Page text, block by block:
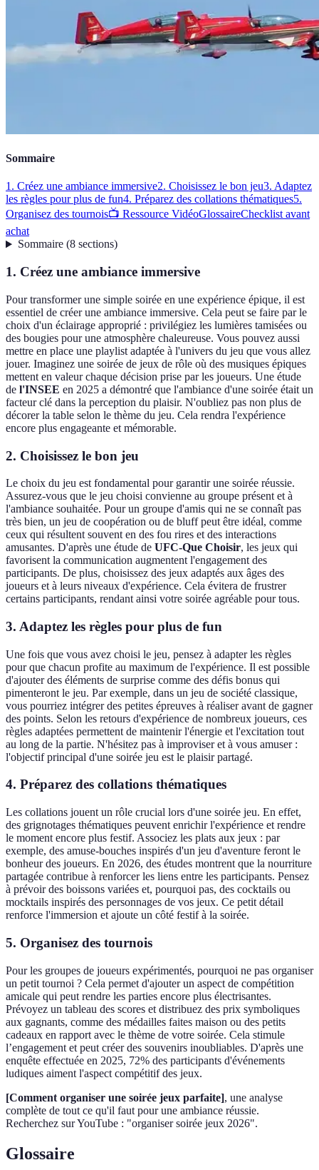
Sommaire
1. Créez une ambiance immersive2. Choisissez le bon jeu3. Adaptez
les règles pour plus de fun4. Préparez des collations thématiques5.
Organisez des tournois📺 Ressource VidéoGlossaireChecklist avant
achat
Sommaire(8 sections)
1. Créez une ambiance immersive
Pour transformer une simple soirée en une expérience épique, il est
essentiel de créer une ambiance immersive. Cela peut se faire par le
choix d'un éclairage approprié : privilégiez les lumières tamisées ou
des bougies pour une atmosphère chaleureuse. Vous pouvez aussi
mettre en place une playlist adaptée à l'univers du jeu que vous allez
jouer. Imaginez une soirée de jeux de rôle où des musiques épiques
mettent en valeur chaque décision prise par les joueurs. Une étude
de l'INSEE en 2025 a démontré que l'ambiance d'une soirée était un
facteur clé dans la perception du plaisir. N'oubliez pas non plus de
décorer la table selon le thème du jeu. Cela rendra l'expérience
encore plus engageante et mémorable.
2. Choisissez le bon jeu
Le choix du jeu est fondamental pour garantir une soirée réussie.
Assurez-vous que le jeu choisi convienne au groupe présent et à
l'ambiance souhaitée. Pour un groupe d'amis qui ne se connaît pas
très bien, un jeu de coopération ou de bluff peut être idéal, comme
ceux qui résultent souvent en des fou rires et des interactions
amusantes. D'après une étude de UFC-Que Choisir, les jeux qui
favorisent la communication augmentent l'engagement des
participants. De plus, choisissez des jeux adaptés aux âges des
joueurs et à leurs niveaux d'expérience. Cela évitera de frustrer
certains participants, rendant ainsi votre soirée agréable pour tous.
3. Adaptez les règles pour plus de fun
Une fois que vous avez choisi le jeu, pensez à adapter les règles
pour que chacun profite au maximum de l'expérience. Il est possible
d'ajouter des éléments de surprise comme des défis bonus qui
pimenteront le jeu. Par exemple, dans un jeu de société classique,
vous pourriez intégrer des petites épreuves à réaliser avant de gagner
des points. Selon les retours d'expérience de nombreux joueurs, ces
règles adaptées permettent de maintenir l'énergie et l'excitation tout
au long de la partie. N'hésitez pas à improviser et à vous amuser :
l'objectif principal d'une soirée jeu est le plaisir partagé.
4. Préparez des collations thématiques
Les collations jouent un rôle crucial lors d'une soirée jeu. En effet,
des grignotages thématiques peuvent enrichir l'expérience et rendre
le moment encore plus festif. Associez les plats aux jeux : par
exemple, des amuse-bouches inspirés d'un jeu d'aventure feront le
bonheur des joueurs. En 2026, des études montrent que la nourriture
partagée contribue à renforcer les liens entre les participants. Pensez
à prévoir des boissons variées et, pourquoi pas, des cocktails ou
mocktails inspirés des personnages de vos jeux. Ce petit détail
renforce l'immersion et ajoute un côté festif à la soirée.
5. Organisez des tournois
Pour les groupes de joueurs expérimentés, pourquoi ne pas organiser
un petit tournoi ? Cela permet d'ajouter un aspect de compétition
amicale qui peut rendre les parties encore plus électrisantes.
Prévoyez un tableau des scores et distribuez des prix symboliques
aux gagnants, comme des médailles faites maison ou des petits
cadeaux en rapport avec le thème de votre soirée. Cela stimule
l’engagement et peut créer des souvenirs inoubliables. D'après une
enquête effectuée en 2025, 72% des participants d'événements
ludiques aiment l'aspect compétitif des jeux.
[Comment organiser une soirée jeux parfaite], une analyse
complète de tout ce qu'il faut pour une ambiance réussie.
Recherchez sur YouTube : "organiser soirée jeux 2026".
Glossaire